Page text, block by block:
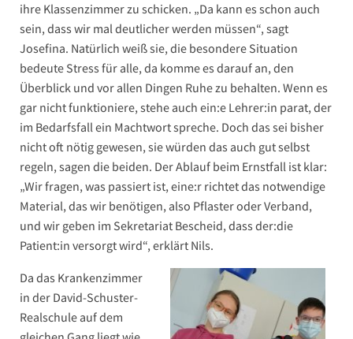
ihre Klassenzimmer zu schicken. „Da kann es schon auch
sein, dass wir mal deutlicher werden müssen“, sagt
Josefina. Natürlich weiß sie, die besondere Situation
bedeute Stress für alle, da komme es darauf an, den
Überblick und vor allen Dingen Ruhe zu behalten. Wenn es
gar nicht funktioniere, stehe auch ein:e Lehrer:in parat, der
im Bedarfsfall ein Machtwort spreche. Doch das sei bisher
nicht oft nötig gewesen, sie würden das auch gut selbst
regeln, sagen die beiden. Der Ablauf beim Ernstfall ist klar:
„Wir fragen, was passiert ist, eine:r richtet das notwendige
Material, das wir benötigen, also Pflaster oder Verband,
und wir geben im Sekretariat Bescheid, dass der:die
Patient:in versorgt wird“, erklärt Nils.
Da das Krankenzimmer
in der David-Schuster-
Realschule auf dem